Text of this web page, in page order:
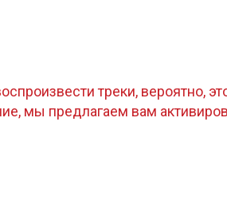
треки, вероятно,
мы предлагаем вам